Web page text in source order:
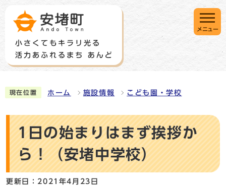
メニュー
現在位置 ホーム 施設情報 こども園・学校
1日の始まりはまず挨拶か
ら！（安堵中学校）
更新日：2021年4月23日